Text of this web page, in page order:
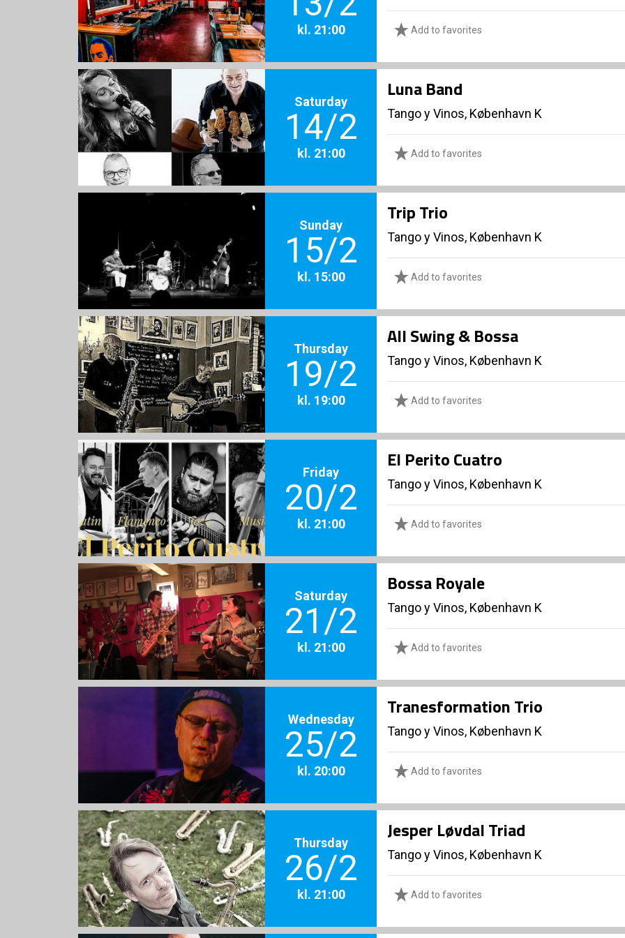
kl. 21:00 Add to favorites
Saturday
14/2
kl. 21:00
Luna Band
Tango y Vinos, København K
Add to favorites
Sunday
15/2
kl. 15:00
Trip Trio
Tango y Vinos, København K
Add to favorites
Thursday
19/2
kl. 19:00
All Swing & Bossa
Tango y Vinos, København K
Add to favorites
Friday
20/2
kl. 21:00
El Perito Cuatro
Tango y Vinos, København K
Add to favorites
Saturday
21/2
kl. 21:00
Bossa Royale
Tango y Vinos, København K
Add to favorites
Wednesday
25/2
kl. 20:00
Tranesformation Trio
Tango y Vinos, København K
Add to favorites
Thursday
26/2
kl. 21:00
Jesper Løvdal Triad
Tango y Vinos, København K
Add to favorites